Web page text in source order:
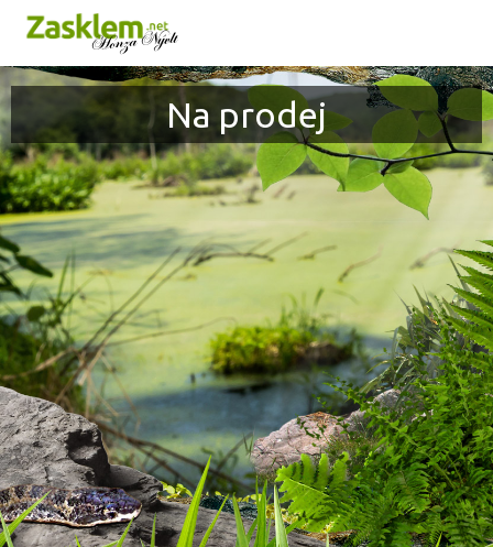
Honza Nývlt
Na prodej